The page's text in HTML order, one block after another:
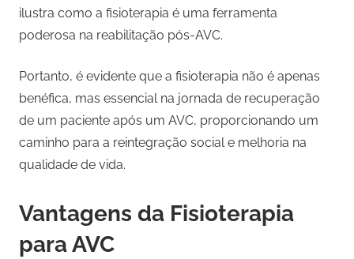
ilustra como a fisioterapia é uma ferramenta
poderosa na reabilitação pós-AVC.
Portanto, é evidente que a fisioterapia não é apenas
benéfica, mas essencial na jornada de recuperação
de um paciente após um AVC, proporcionando um
caminho para a reintegração social e melhoria na
qualidade de vida.
Vantagens da Fisioterapia
para AVC